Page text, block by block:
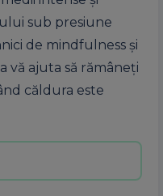
sub presiune
de mindfulness și
vă ajuta să rămâneți
căldura este